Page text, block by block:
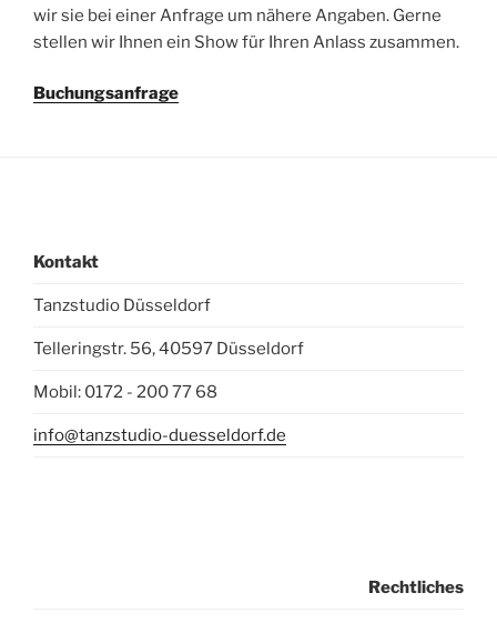
wir sie bei einer Anfrage um nähere Angaben. Gerne
stellen wir Ihnen ein Show für Ihren Anlass zusammen.
Buchungsanfrage
Kontakt
Tanzstudio Düsseldorf
Telleringstr. 56, 40597 Düsseldorf
Mobil: 0172 - 200 77 68
info@tanzstudio-duesseldorf.de
Rechtliches